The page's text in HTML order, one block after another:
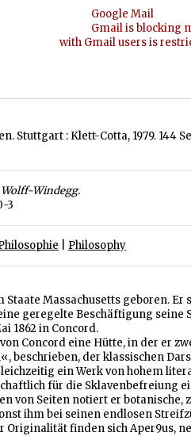
Google Mail
Gmail is blocking
with Gmail users is
Stuttgart : Klett-Cotta, 1979. 144
Windegg.
3
Philosophy
Staate Massachusetts geboren.
geregelte Beschäftigung seine
1862 in Concord.
Concord eine Hütte, in der er
beschrieben, der klassischen
ein Werk von hohem
für die Sklavenbefreiung
von Seiten notiert er botanische,
ihm bei seinen endlosen
finden sich Aper9us,